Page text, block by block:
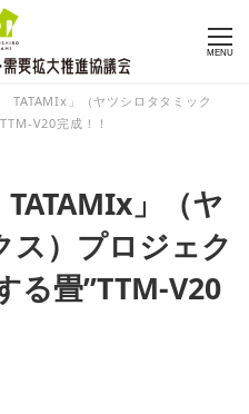
MENU
TATAMIx」（ヤツシロタタミック
V20完成！！
TATAMIx」（ヤ
ス）プロジェク
る畳”TTM-V20